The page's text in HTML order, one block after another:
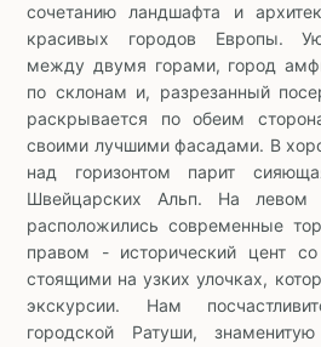
сочетанию ландшафта и
красивых городов Европы.
между двумя горами, город
по склонам и, разрезанный
раскрывается по обеим
своими лучшими фасадами. В
над горизонтом парит
Швейцарских Альп. На левом
расположились современные
правом - исторический цент
стоящими на узких улочках,
экскурсии. Нам
городской Ратуши,